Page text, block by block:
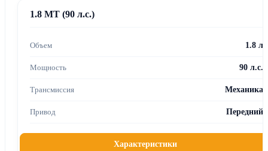
1.8 MT (90 л.с.)
1.8 л
90 л.с.
Механика
Передний
Характеристики